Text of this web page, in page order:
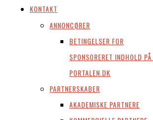
KONTAKT
ANNONCØRER
BETINGELSER FOR
SPONSORERET INDHOLD
PORTALEN.DK
PARTNERSKABER
AKADEMISKE PARTNERE